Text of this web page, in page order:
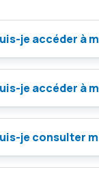
je accéder à
je accéder à
je consulter